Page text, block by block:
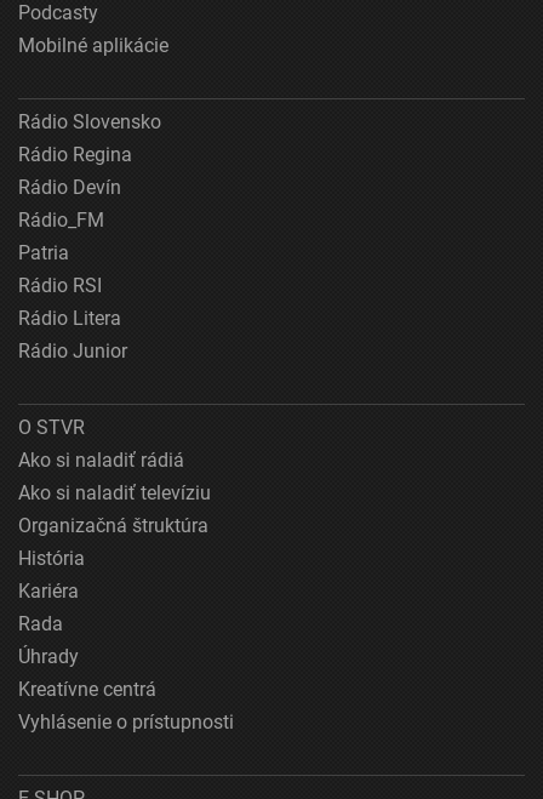
Podcasty
Mobilné aplikácie
Rádio Slovensko
Rádio Regina
Rádio Devín
Rádio_FM
Patria
Rádio RSI
Rádio Litera
Rádio Junior
O STVR
Ako si naladiť rádiá
Ako si naladiť televíziu
Organizačná štruktúra
História
Kariéra
Rada
Úhrady
Kreatívne centrá
Vyhlásenie o prístupnosti